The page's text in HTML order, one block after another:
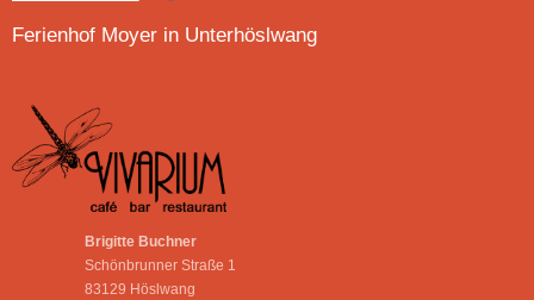
Ferienhof Moyer in Unterhöslwang
Brigitte Buchner
Schönbrunner Straße 1
83129 Höslwang